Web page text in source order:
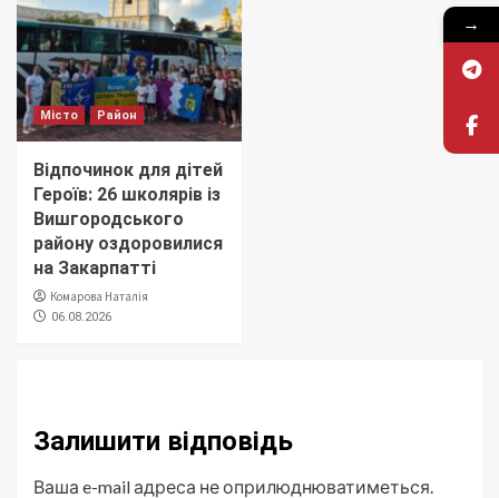
Місто Район
Відпочинок для дітей
Героїв: 26 школярів із
Вишгородського
району оздоровилися
на Закарпатті
Комарова Наталія
06.08.2026
Залишити відповідь
Ваша e-mail адреса не оприлюднюватиметься.
→